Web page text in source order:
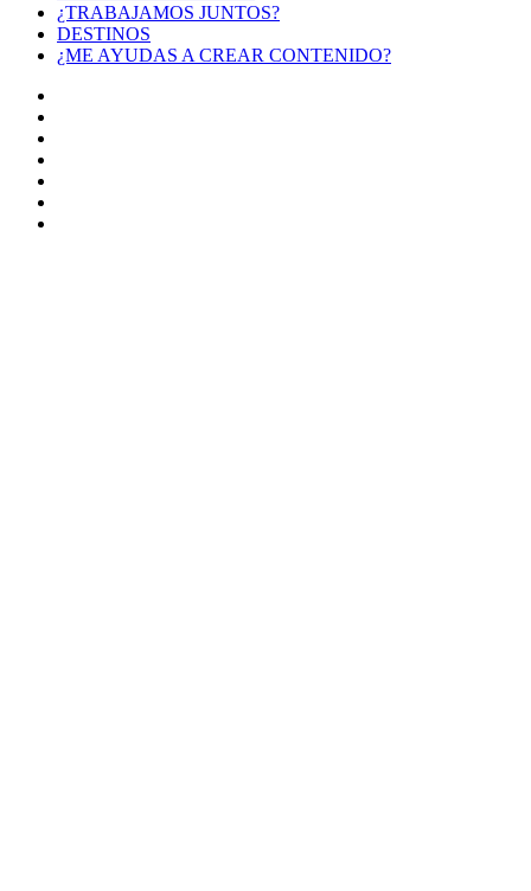
¿TRABAJAMOS JUNTOS?
DESTINOS
¿ME AYUDAS A CREAR CONTENIDO?